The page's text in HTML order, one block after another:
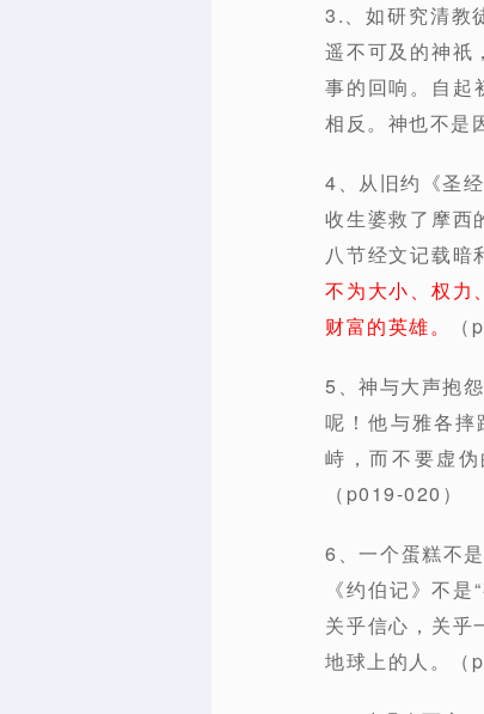
3.、如研究清教
遥不可及的神祇
事的回响。自
相反。神也不是
4、从旧约《圣
收生婆救了摩西
八节经文记载暗
不为大小、权力
财富的英雄。
（
5、神与大声抱
呢！他与雅各
峙，而不要虚
（p019-020）
6、一个蛋糕不
《约伯记》不
关乎信心，关乎
地球上的人。（